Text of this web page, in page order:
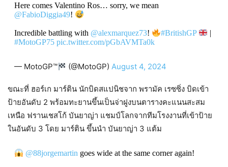
Here comes Valentino Ros… sorry, we mean
@FabioDiggia49!
Incredible battling with @alexmarquez73! #BritishGP
#MotoGP75 pic.twitter.com/pGbAVMTa0k
— MotoGP™ (@MotoGP) August 4, 2024
ขณะที่ ฮอร์เก มาร์ติน นักบิดสแปนิชจาก พรามัค เรซซิ่ง บิดเข้า
ป้ายอันดับ 2 พร้อมทะยานขึ้นเป็นจ่าฝูงบนตารางคะแนนสะสม
เหนือ ฟรานเชสโก้ บันยาญ่า แชมป์โลกจากทีมโรงงานที่เข้าป้าย
ในอันดับ 3 โดย มาร์ติน ขึ้นนำ บันยาญ่า 3 แต้ม
@88jorgemartingoes wide at the same corner again!